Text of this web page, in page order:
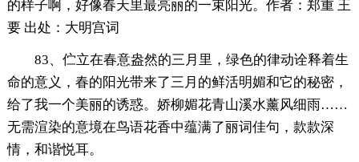
的样子啊，好像春天里最亮丽的一束阳光。作者：郑重 王
要 出处：大明宫词
83、伫立在春意盎然的三月里，绿色的律动诠释着生
命的意义，春的阳光带来了三月的鲜活明媚和它的秘密，
给了我一个美丽的诱惑。娇柳媚花青山溪水薰风细雨……
无需渲染的意境在鸟语花香中蕴满了丽词佳句，款款深
情，和谐悦耳。